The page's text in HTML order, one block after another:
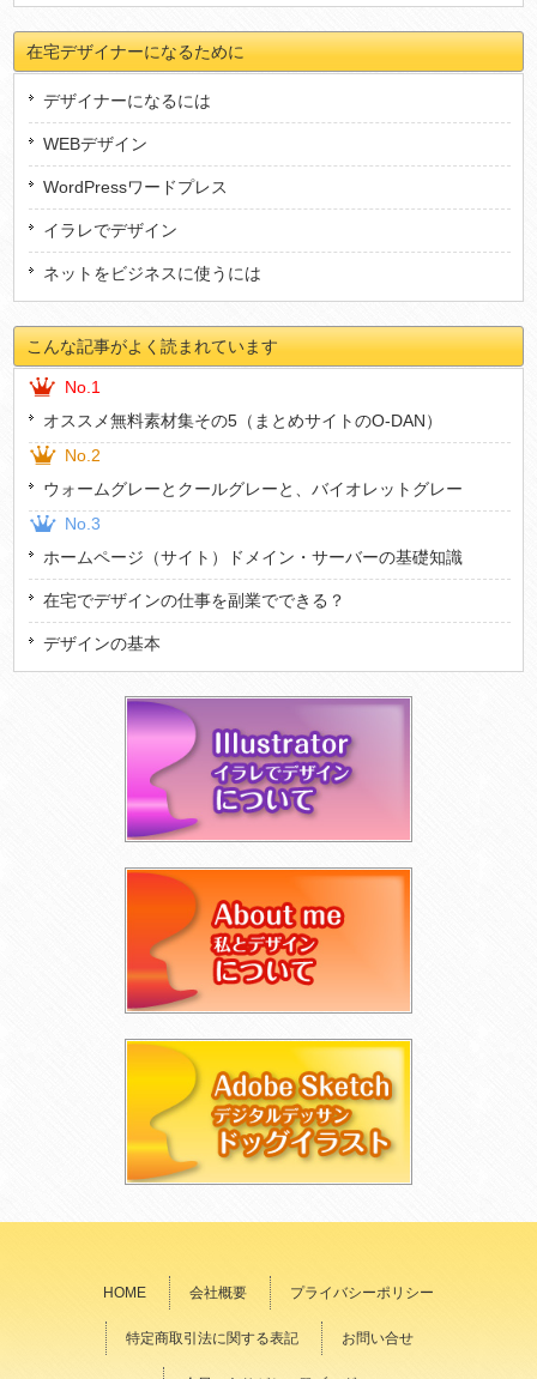
在宅デザイナーになるために
デザイナーになるには
WEBデザイン
WordPressワードプレス
イラレでデザイン
ネットをビジネスに使うには
こんな記事がよく読まれています
No.1
オススメ無料素材集その5（まとめサイトのO-DAN）
No.2
ウォームグレーとクールグレーと、バイオレットグレー
No.3
ホームページ（サイト）ドメイン・サーバーの基礎知識
在宅でデザインの仕事を副業でできる？
デザインの基本
HOME 会社概要 プライバシーポリシー
特定商取引法に関する表記 お問い合せ